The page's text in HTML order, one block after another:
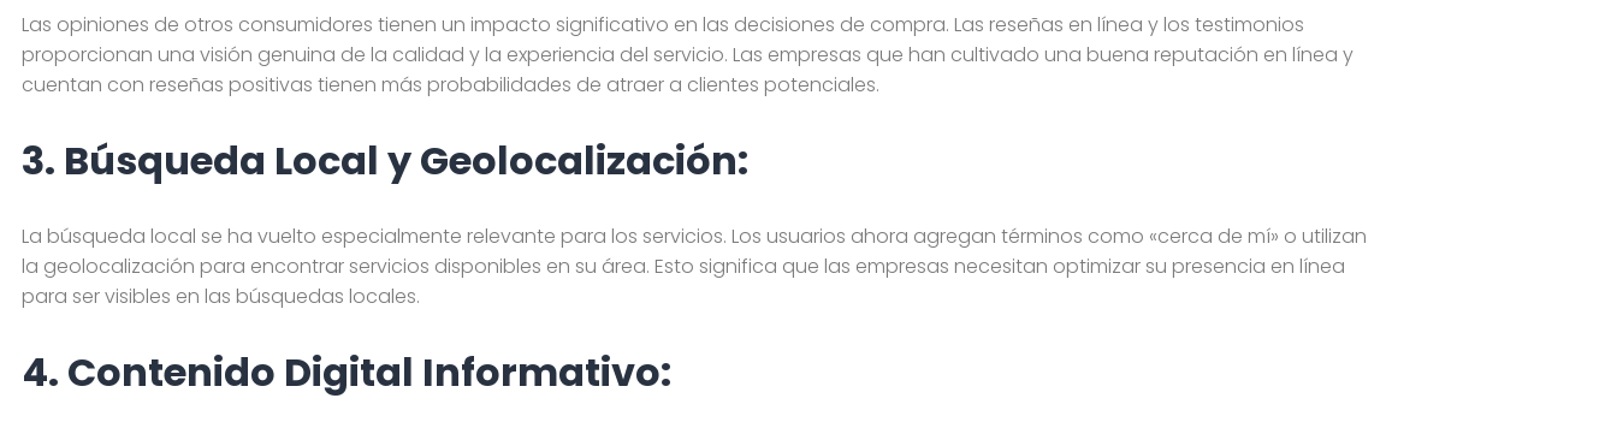
Las opiniones de otros consumidores tienen un impacto significativo en las decisiones de compra. Las reseñas en línea y los testimonios
proporcionan una visión genuina de la calidad y la experiencia del servicio. Las empresas que han cultivado una buena reputación en línea y
cuentan con reseñas positivas tienen más probabilidades de atraer a clientes potenciales.
3. Búsqueda Local y Geolocalización:
La búsqueda local se ha vuelto especialmente relevante para los servicios. Los usuarios ahora agregan términos como «cerca de mí» o utilizan
la geolocalización para encontrar servicios disponibles en su área. Esto significa que las empresas necesitan optimizar su presencia en línea
para ser visibles en las búsquedas locales.
4. Contenido Digital Informativo: